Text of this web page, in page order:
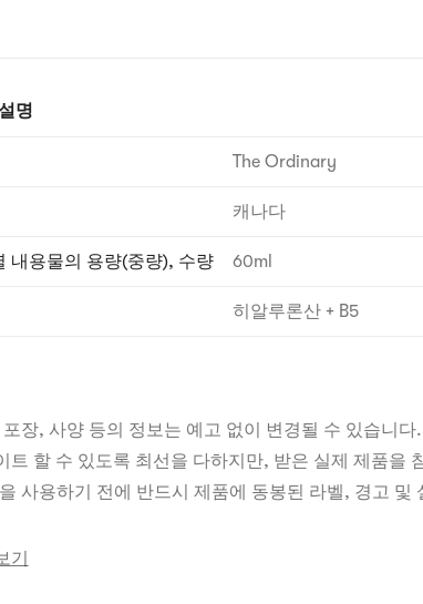
명
The Ordinary
캐나다
내용물의 용량(중량), 수량 60ml
히알루론산 + B5
장, 사양 등의 정보는 예고 없이 변경될 수 있습니다
트 할 수 있도록 최선을 다하지만, 받은 실제 제품을
사용하기 전에 반드시 제품에 동봉된 라벨, 경고 및
기